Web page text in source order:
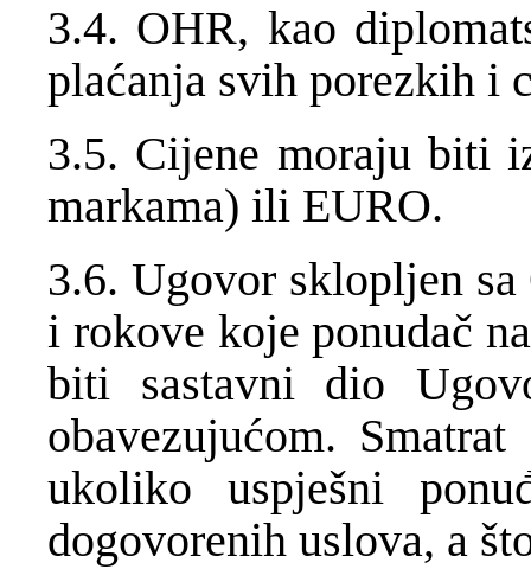
3.4. OHR, kao
plaćanja svih porezkih i
3.5. Cijene moraju biti
markama) ili EURO.
3.6. Ugovor sklopljen
i rokove koje ponudač
biti sastavni dio
obavezujućom.
ukoliko uspješni
dogovorenih uslova, a